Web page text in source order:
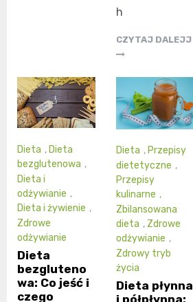
h
CZYTAJ DALEJJ
Dieta , Dieta
bezglutenowa ,
Dieta i
odżywianie ,
Dieta i żywienie ,
Zdrowe
odżywianie
Dieta
bezgluteno
wa: Co jeść i
czego
Dieta , Przepisy
dietetyczne ,
Przepisy
kulinarne ,
Zbilansowana
dieta , Zdrowe
odżywianie ,
Zdrowy tryb
życia
Dieta płynna